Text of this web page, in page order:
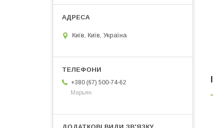
Київ, Київ, Україна
+380 (67) 500-74-62
Марьян